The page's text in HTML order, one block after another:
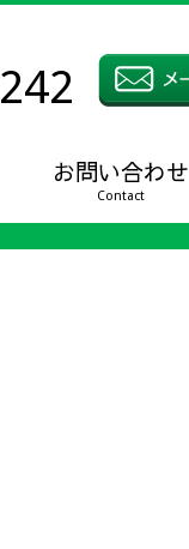
お問い合わせ
Contact